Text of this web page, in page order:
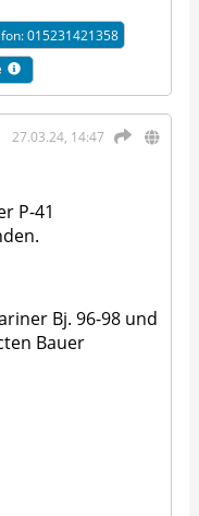
015231421358
27.03.24, 14:47
P-41
Bj. 96-98 und
Bauer